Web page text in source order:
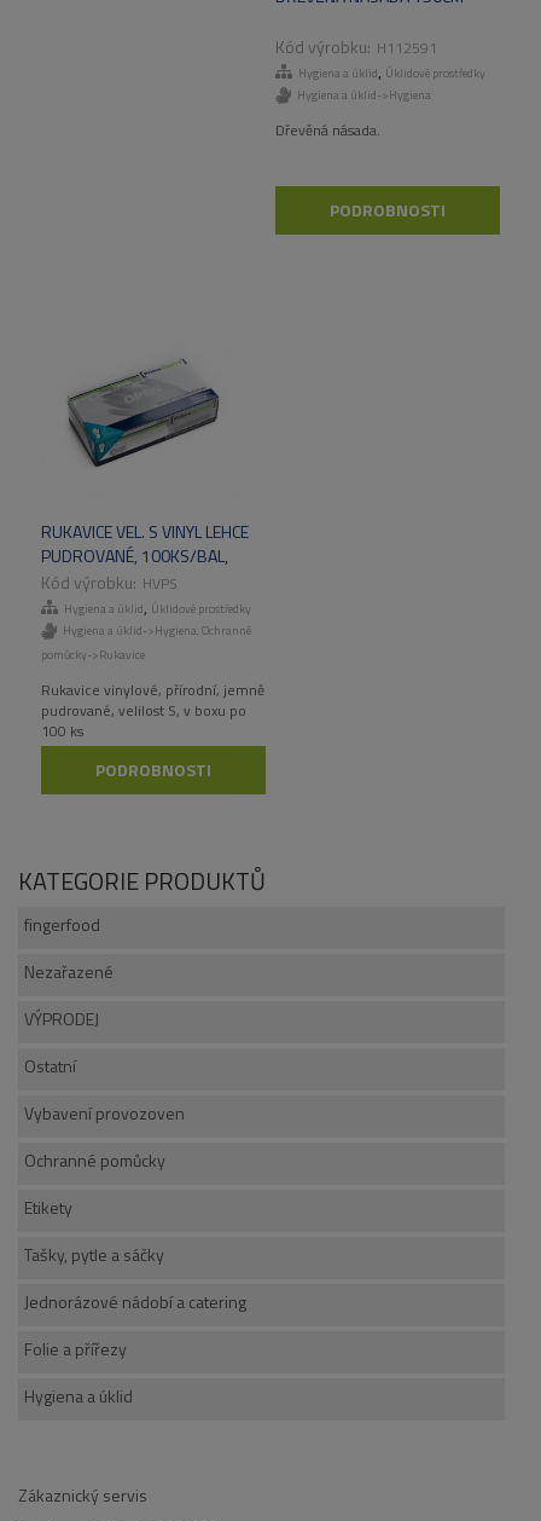
H112591
Hygiena a úklid, Úklidové prostředky
Hygiena a úklid->Hygiena
Dřevěná násada.
PODROBNOSTI
RUKAVICE VEL. S VINYL LEHCE
PUDROVANÉ, 100KS/BAL,
1000KS/KARTHVPS
Hygiena a úklid, Úklidové prostředky
Hygiena a úklid->Hygiena, Ochranné
pomůcky->Rukavice
Rukavice vinylové, přírodní, jemně
pudrované, velilost S, v boxu po
100 ks
PODROBNOSTI
KATEGORIE PRODUKTŮ
fingerfood
Nezařazené
VÝPRODEJ
Ostatní
Vybavení provozoven
Ochranné pomůcky
Etikety
Tašky, pytle a sáčky
Jednorázové nádobí a catering
Folie a přířezy
Hygiena a úklid
Zákaznický servis